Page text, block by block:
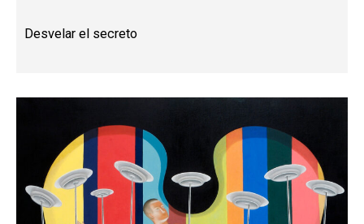
Desvelar el secreto